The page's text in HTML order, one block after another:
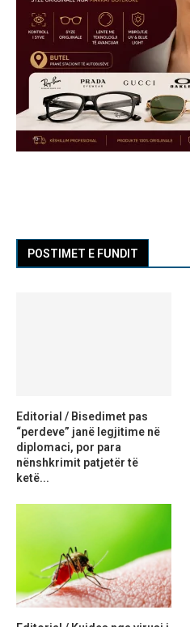
POSTIMET E FUNDIT
Editorial / Bisedimet pas
“perdeve” janë legjitime në
diplomaci, por para
nënshkrimit patjetër të
ketë...